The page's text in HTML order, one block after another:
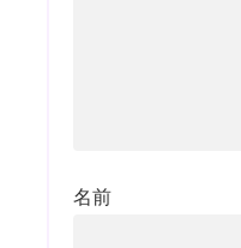
名前